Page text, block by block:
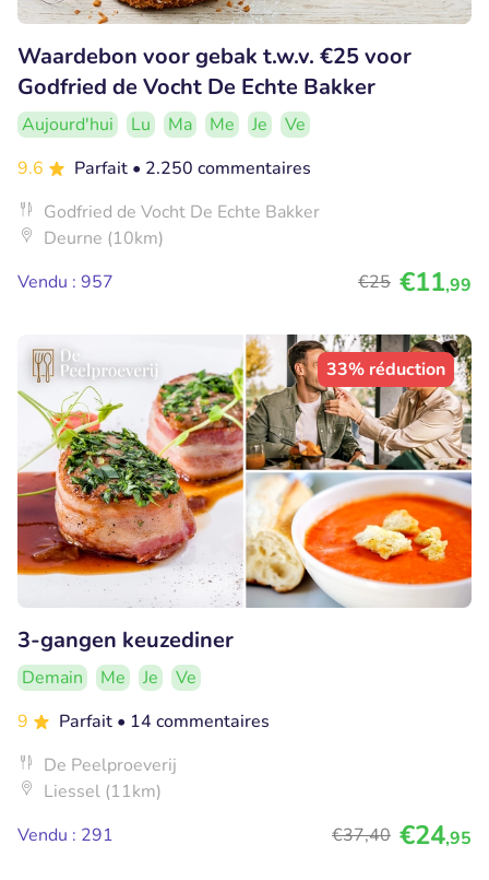
Waardebon voor gebak t.w.v. €25 voor
Godfried de Vocht De Echte Bakker
Aujourd'hui Lu Ma Me Je
Ve
9.6
Parfait • 2.250 commentaires
Godfried de Vocht De Echte Bakker
Deurne (10km)
Vendu : 957
€25 €11,99
33% réduction
3-gangen keuzediner
Demain Me Je
Ve
9
Parfait • 14 commentaires
De Peelproeverij
Liessel (11km)
Vendu : 291
€37,40 €24,95